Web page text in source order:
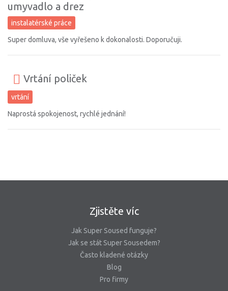
umyvadlo a drez
instalatérské práce
Super domluva, vše vyřešeno k dokonalosti. Doporučuji.
Vrtání poliček
vrtání
Naprostá spokojenost, rychlé jednání!
Zjistěte víc
Jak Super Soused funguje?
Jak se stát Super Sousedem?
Často kladené otázky
Blog
Pro firmy